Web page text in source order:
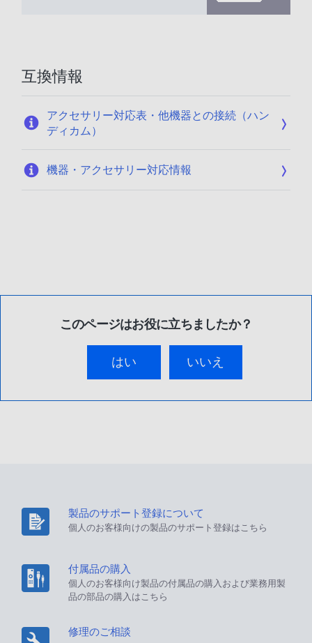
互換情報
アクセサリー対応表・他機器との接続（ハン
ディカム）
機器・アクセサリー対応情報
このページはお役に立ちましたか？
はい いいえ
製品のサポート登録について
個人のお客様向けの製品のサポート登録はこちら
付属品の購入
個人のお客様向け製品の付属品の購入および業務用製
品の部品の購入はこちら
修理のご相談